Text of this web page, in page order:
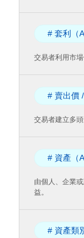
# 套利（
交易者利用市
# 賣出價
交易者建立多
# 資產（
由個人、企業
益。
# 資產類